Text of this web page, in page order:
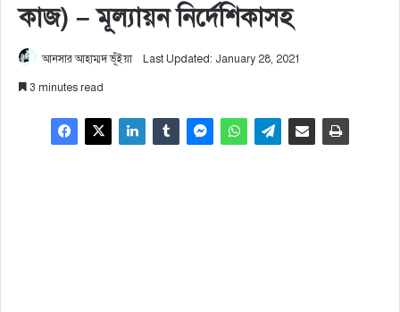
কাজ) – মূল্যায়ন নির্দেশিকাসহ
আনসার আহাম্মদ ভূঁইয়া Last Updated: January 28, 2021
3 minutes read